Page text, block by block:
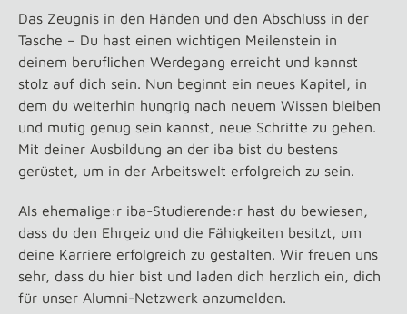
Das Zeugnis in den Händen und den Abschluss in der
Tasche – Du hast einen wichtigen Meilenstein in
deinem beruflichen Werdegang erreicht und kannst
stolz auf dich sein. Nun beginnt ein neues Kapitel, in
dem du weiterhin hungrig nach neuem Wissen bleiben
und mutig genug sein kannst, neue Schritte zu gehen.
Mit deiner Ausbildung an der iba bist du bestens
gerüstet, um in der Arbeitswelt erfolgreich zu sein.
Als ehemalige:r iba-Studierende:r hast du bewiesen,
dass du den Ehrgeiz und die Fähigkeiten besitzt, um
deine Karriere erfolgreich zu gestalten. Wir freuen uns
sehr, dass du hier bist und laden dich herzlich ein, dich
für unser Alumni-Netzwerk anzumelden.